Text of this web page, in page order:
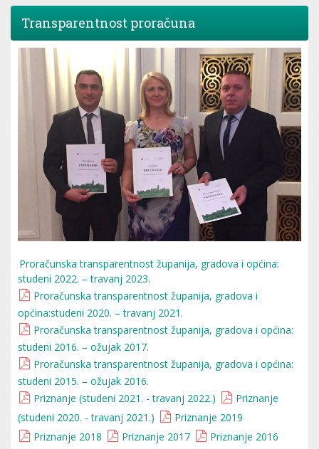
Transparentnost proračuna
Proračunska transparentnost županija, gradova i općina:
studeni 2022. – travanj 2023.
Proračunska transparentnost županija, gradova i
općina:studeni 2020. – travanj 2021.
Proračunska transparentnost županija, gradova i općina:
studeni 2016. – ožujak 2017.
Proračunska transparentnost županija, gradova i općina:
studeni 2015. – ožujak 2016.
Priznanje (studeni 2021. - travanj 2022.)
Priznanje
(studeni 2020. - travanj 2021.)
Priznanje 2019
Priznanje 2018
Priznanje 2017 Priznanje 2016